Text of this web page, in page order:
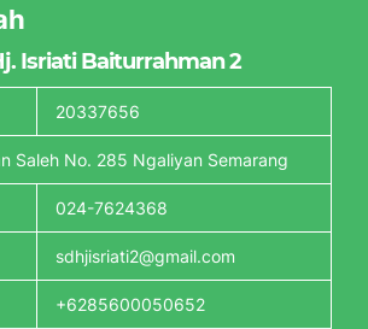
Isriati Baiturrahman 2
20337656
Saleh No. 285 Ngaliyan Semarang
024-7624368
sdhjisriati2@gmail.com
+6285600050652